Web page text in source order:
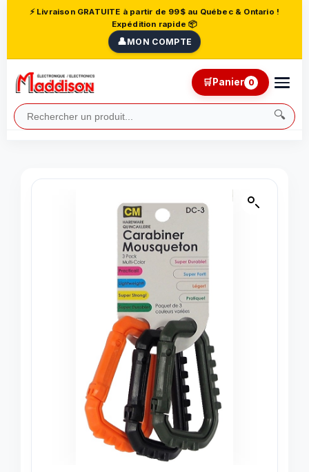
⚡ Livraison GRATUITE à partir de 99$ au Québec & Ontario !
Expédition rapide 📦
👤MON COMPTE
🔍
🛒Panier 0